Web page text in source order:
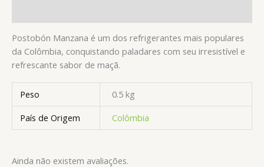
Postobón Manzana é um dos refrigerantes mais populares
da Colômbia, conquistando paladares com seu irresistível e
refrescante sabor de maçã.
Peso
0.5 kg
País de Origem
Colômbia
Ainda não existem avaliações.